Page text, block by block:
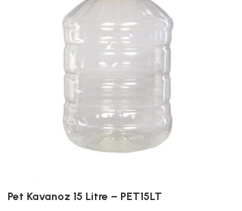
Pet Kavanoz 15 Litre – PET15LT